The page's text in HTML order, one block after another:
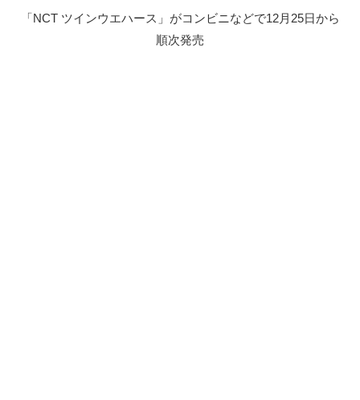
「NCT ツインウエハース」がコンビニなどで12月25日から
順次発売